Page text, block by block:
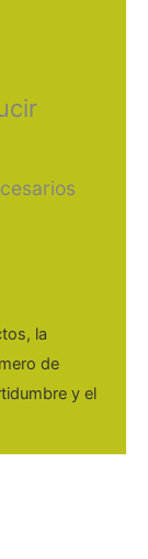
la
de
y el